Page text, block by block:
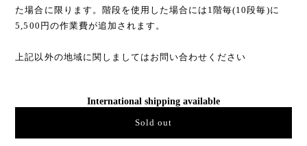
た場合に限ります。階段を使用した場合には1階毎(10段毎)に
5,500円の作業費が追加されます。
上記以外の地域に関しましてはお問い合わせください
International shipping available
Sold out